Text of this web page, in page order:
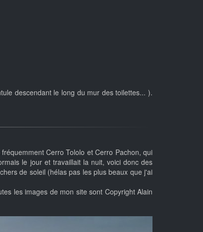
descendant le long du mur des toilettes... ).
Cerro Tololo et Cerro Pachon, qui
le jour et travaillait la nuit, voici donc des
de soleil (hélas pas les plus beaux que j'ai
les images de mon site sont Copyright Alain